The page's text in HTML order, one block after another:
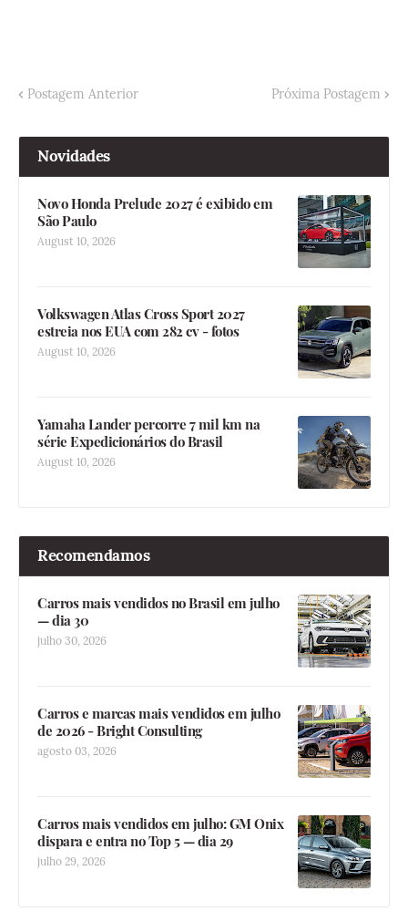
Postagem Anterior Próxima Postagem
Novidades
Novo Honda Prelude 2027 é exibido em
São Paulo
August 10, 2026
Volkswagen Atlas Cross Sport 2027
estreia nos EUA com 282 cv - fotos
August 10, 2026
Yamaha Lander percorre 7 mil km na
série Expedicionários do Brasil
August 10, 2026
Recomendamos
Carros mais vendidos no Brasil em julho
— dia 30
julho 30, 2026
Carros e marcas mais vendidos em julho
de 2026 - Bright Consulting
agosto 03, 2026
Carros mais vendidos em julho: GM Onix
dispara e entra no Top 5 — dia 29
julho 29, 2026